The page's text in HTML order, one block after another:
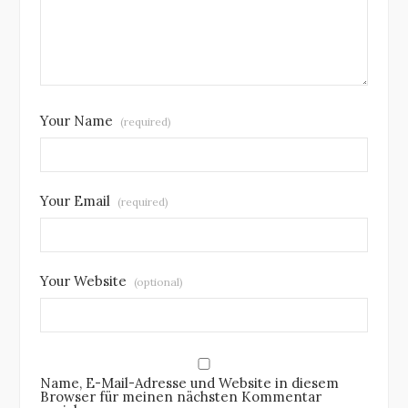
Your Name (required)
Your Email (required)
Your Website (optional)
Name, E-Mail-Adresse und Website in diesem
Browser für meinen nächsten Kommentar